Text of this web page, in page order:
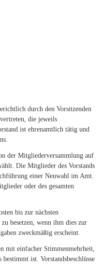
durch den Vorsitzenden
die jeweils
ist ehrenamtlich tätig und
der Mitgliederversammlung auf
Die Mitglieder des Vorstands
einer Neuwahl im Amt.
oder des gesamten
bis zur nächsten
besetzen, wenn ihm dies zur
zweckmäßig erscheint.
mit einfacher Stimmenmehrheit,
ist. Vorstandsbeschlüsse